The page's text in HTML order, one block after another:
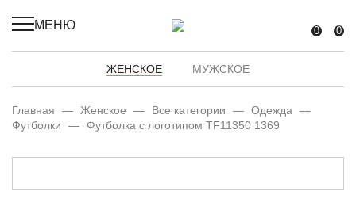
МЕНЮ 0 0
ЖЕНСКОЕ МУЖСКОЕ
Главная — Женское — Все категории — Одежда
—
Футболки
— Футболка с логотипом TF11350 1369